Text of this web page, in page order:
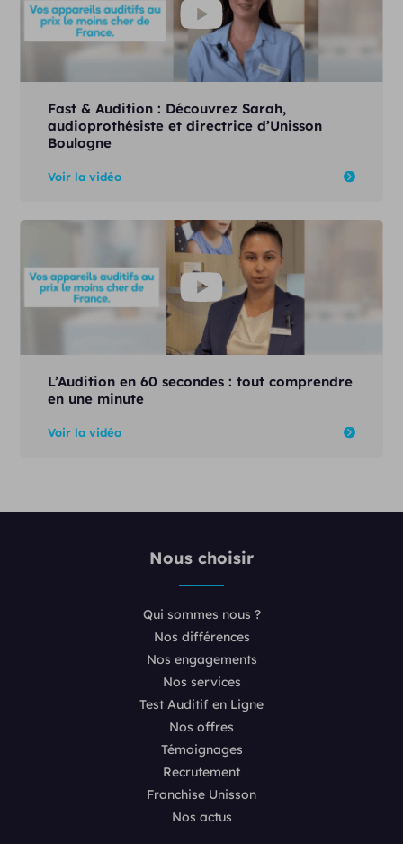
Fast & Audition : Découvrez Sarah,
audioprothésiste et directrice d’Unisson
Boulogne
Voir la vidéo
L’Audition en 60 secondes : tout comprendre
en une minute
Voir la vidéo
Nous choisir
Qui sommes nous ?
Nos différences
Nos engagements
Nos services
Test Auditif en Ligne
Nos offres
Témoignages
Recrutement
Franchise Unisson
Nos actus